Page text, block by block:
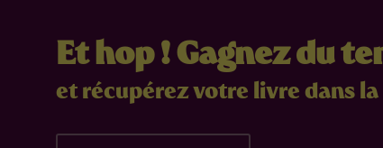
Et hop ! Gagnez du
et récupérez votre livre dans